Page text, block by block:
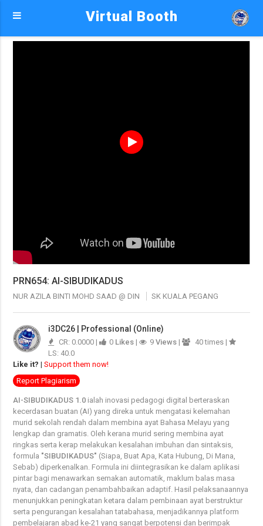
Virtual Booth
PRN654: AI-SIBUDIKADUS
NUR AZILA BINTI MOHD SAAD @ DIN SK KUALA PEGANG
i3DC26 | Professional (Online)
CR: 0.0000 | 0 Likes | 9 Views |
40 times |
LS: 40.0
Like it? |Support them now!
Report Plagiarism
AI-SIBUDIKADUS 1.0 ialah inovasi pedagogi digital berteraskan
kecerdasan buatan (AI) yang direka untuk mengatasi kelemahan
murid sekolah rendah dalam membina ayat Bahasa Melayu yang
lengkap dan gramatis. Oleh kerana murid sering membina ayat
ringkas serta kerap melakukan kesalahan imbuhan dan sintaksis,
formula "SIBUDIKADUS" (Siapa, Buat Apa, Kata Hubung, Di Mana,
Sebab) diperkenalkan. Formula ini diintegrasikan ke dalam aplikasi
pintar bagi menawarkan semakan automatik, maklum balas masa
nyata, dan cadangan penambahbaikan adaptif. Hasil pelaksanaannya
menunjukkan peningkatan ketara dalam pembinaan ayat berstruktur
serta pengurangan kesalahan tatabahasa, menjadikannya platform
pembelajaran abad ke-21 yang sangat berpotensi dan berimpak